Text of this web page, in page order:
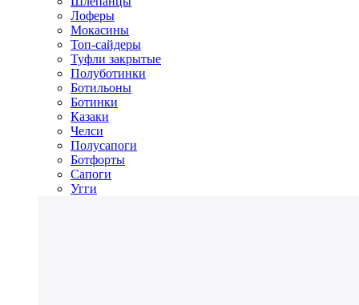
Лоферы
Мокасины
Топ-сайдеры
Туфли закрытые
Полуботинки
Ботильоны
Ботинки
Казаки
Челси
Полусапоги
Ботфорты
Сапоги
Угги